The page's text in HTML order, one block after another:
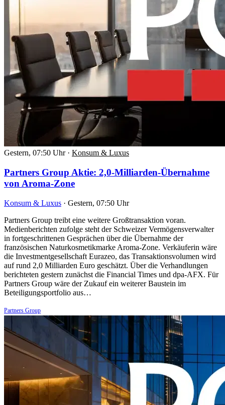
Gestern, 07:50 Uhr · Konsum & Luxus
Partners Group Aktie: 2,0-Milliarden-Übernahme
von Aroma-Zone
Konsum & Luxus · Gestern, 07:50 Uhr
Partners Group treibt eine weitere Großtransaktion voran.
Medienberichten zufolge steht der Schweizer Vermögensverwalter
in fortgeschrittenen Gesprächen über die Übernahme der
französischen Naturkosmetikmarke Aroma-Zone. Verkäuferin wäre
die Investmentgesellschaft Eurazeo, das Transaktionsvolumen wird
auf rund 2,0 Milliarden Euro geschätzt. Über die Verhandlungen
berichteten gestern zunächst die Financial Times und dpa-AFX. Für
Partners Group wäre der Zukauf ein weiterer Baustein im
Beteiligungsportfolio aus…
Partners Group